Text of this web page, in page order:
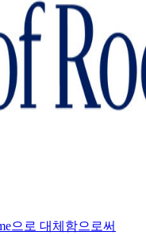
으로 대체함으로써